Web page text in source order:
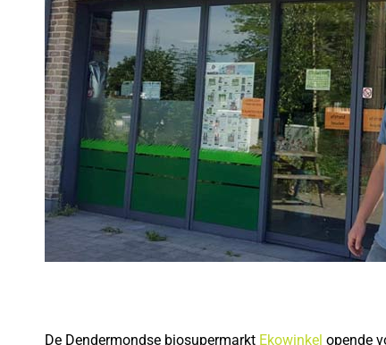
De Dendermondse biosupermarkt Ekowinkel opende